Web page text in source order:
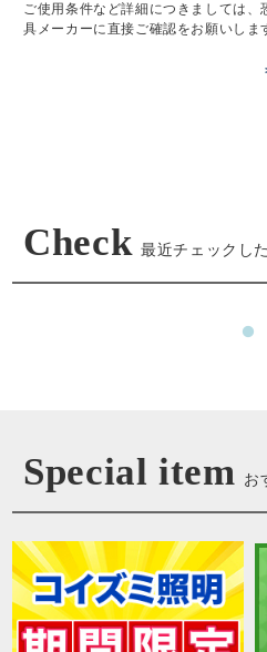
ご使用条件など詳細につきましては
具メーカーに直接ご確認をお願いしま
Check 最近チェックし
Special item お